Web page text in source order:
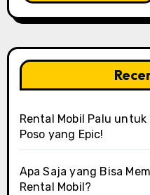
Rental Mobil Palu
Poso yang Epic!
Apa Saja yang Bisa
Rental Mobil?